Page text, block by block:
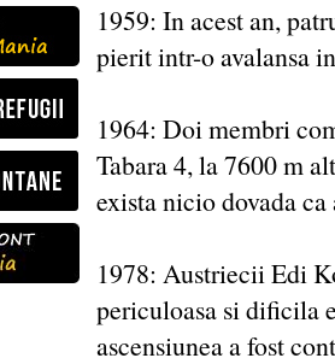
1959: In acest an,
pierit intr-o avalansa
1964: Doi membri
Tabara 4, la 7600 m
exista nicio dovada
1978: Austriecii Edi
periculoasa si dificila
ascensiunea a fost